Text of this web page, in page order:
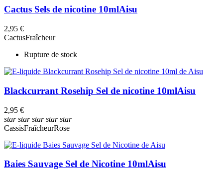
Cactus Sels de nicotine 10mlAisu
2,95 €
CactusFraîcheur
Rupture de stock
Blackcurrant Rosehip Sel de nicotine 10mlAisu
2,95 €
starstarstarstarstar
CassisFraîcheurRose
Baies Sauvage Sel de Nicotine 10mlAisu